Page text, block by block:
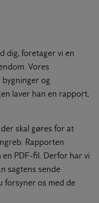
dig, foretager vi en
Vores
og
laver han en rapport,
skal gøres for at
Rapporten
en PDF-fil. Derfor har vi
sagtens sende
forsyner os med de